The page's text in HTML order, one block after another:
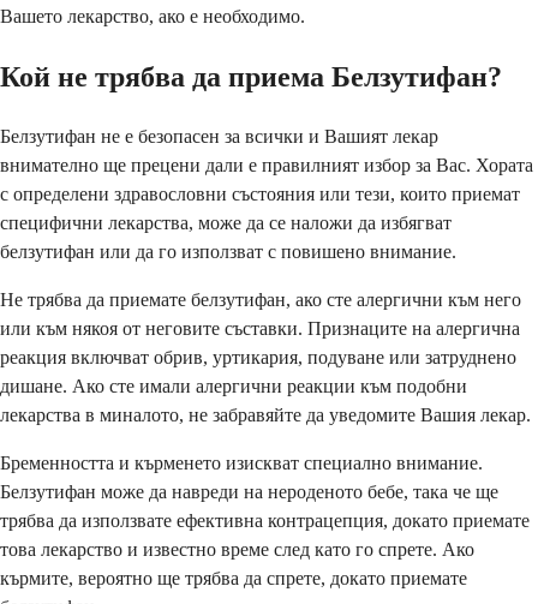
Вашето лекарство, ако е необходимо.
Кой не трябва да приема Белзутифан?
Белзутифан не е безопасен за всички и Вашият лекар
внимателно ще прецени дали е правилният избор за Вас. Хората
с определени здравословни състояния или тези, които приемат
специфични лекарства, може да се наложи да избягват
белзутифан или да го използват с повишено внимание.
Не трябва да приемате белзутифан, ако сте алергични към него
или към някоя от неговите съставки. Признаците на алергична
реакция включват обрив, уртикария, подуване или затруднено
дишане. Ако сте имали алергични реакции към подобни
лекарства в миналото, не забравяйте да уведомите Вашия лекар.
Бременността и кърменето изискват специално внимание.
Белзутифан може да навреди на нероденото бебе, така че ще
трябва да използвате ефективна контрацепция, докато приемате
това лекарство и известно време след като го спрете. Ако
кърмите, вероятно ще трябва да спрете, докато приемате